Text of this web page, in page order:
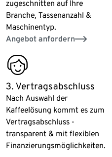
zugeschnitten auf Ihre
Branche, Tassenanzahl &
Maschinentyp.
Angebot anfordern
all_around_happy
3. Vertragsabschluss
Nach Auswahl der
Kaffeelösung kommt es zum
Vertragsabschluss -
transparent & mit flexiblen
Finanzierungsmöglichkeiten.